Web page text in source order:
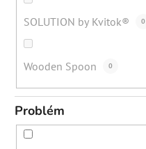
SOLUTION by Kvitok® 0
Wooden Spoon 0
Problém